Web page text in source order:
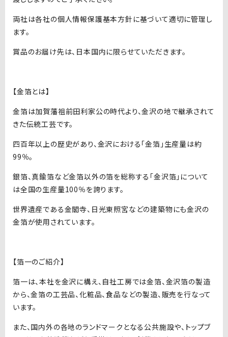
両社は各社の個人情報保護基本方針に基づいて適切に管理し
ます。
賞品のお届け先は、日本国内に限らせていただきます。
【金箔とは】
金箔は加賀藩祖前田利家公の時代より、金沢の地で継承されて
きた伝統工芸です。
四百年以上の歴史があり、金沢における「金箔」生産量は約
99％。
銀箔、真鍮箔など金箔以外の箔を総称する「金沢箔」について
は全国の生産量100％を誇ります。
世界遺産である金閣寺、日光東照宮などの建築物にも金沢の
金箔が使用されています。
【箔一のご紹介】
箔一は、本社を金沢に構え、自社工房では金箔、金沢箔の製造
から、金箔の工芸品、化粧品、食品などの製造、販売を行なって
います。
また、国内外の各地のランドマークとなる公共施設や、トップブ